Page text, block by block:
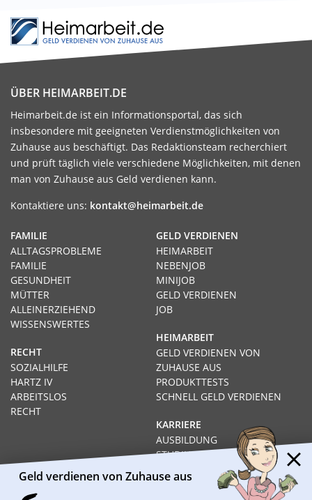
ÜBER HEIMARBEIT.DE
Heimarbeit.de ist ein Informationsportal, das sich
insbesondere mit geeigneten Verdienstmöglichkeiten von
Zuhause aus beschäftigt. Das Redaktionsteam recherchiert
und prüft täglich viele verschiedene Möglichkeiten, mit denen
man von Zuhause aus Geld verdienen kann.
Kontaktiere uns: kontakt@heimarbeit.de
GELD VERDIENEN
HEIMARBEIT
NEBENJOB
MINIJOB
GELD VERDIENEN
JOB
HEIMARBEIT
GELD VERDIENEN VON
ZUHAUSE AUS
PRODUKTTESTS
SCHNELL GELD VERDIENEN
KARRIERE
AUSBILDUNG
STUDIUM
GEHÄLTER
FAMILIE
ALLTAGSPROBLEME
FAMILIE
GESUNDHEIT
MÜTTER
ALLEINERZIEHEND
WISSENSWERTES
RECHT
SOZIALHILFE
HARTZ IV
ARBEITSLOS
RECHT
Geld verdienen von Zuhause aus